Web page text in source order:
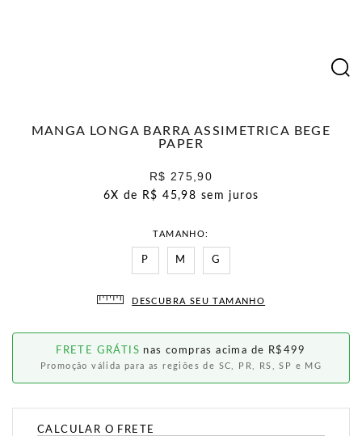
MANGA LONGA BARRA ASSIMETRICA BEGE
PAPER
R$ 275,90
6X de R$ 45,98 sem juros
TAMANHO
P M G
DESCUBRA SEU TAMANHO
FRETE GRÁTIS nas compras acima de R$499
Promoção válida para as regiões de SC, PR, RS, SP e MG
CALCULAR O FRETE